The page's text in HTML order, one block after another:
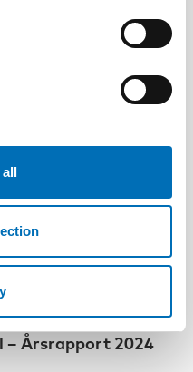
– Årsrapport 2024